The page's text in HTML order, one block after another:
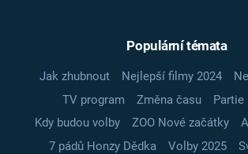
Populární témata
Jak zhubnout Nejlepší filmy 2024
TV program
Změna času Partie
Kdy budou volby
ZOO Nové začátky
7 pádů Honzy Dědka
Volby 2025